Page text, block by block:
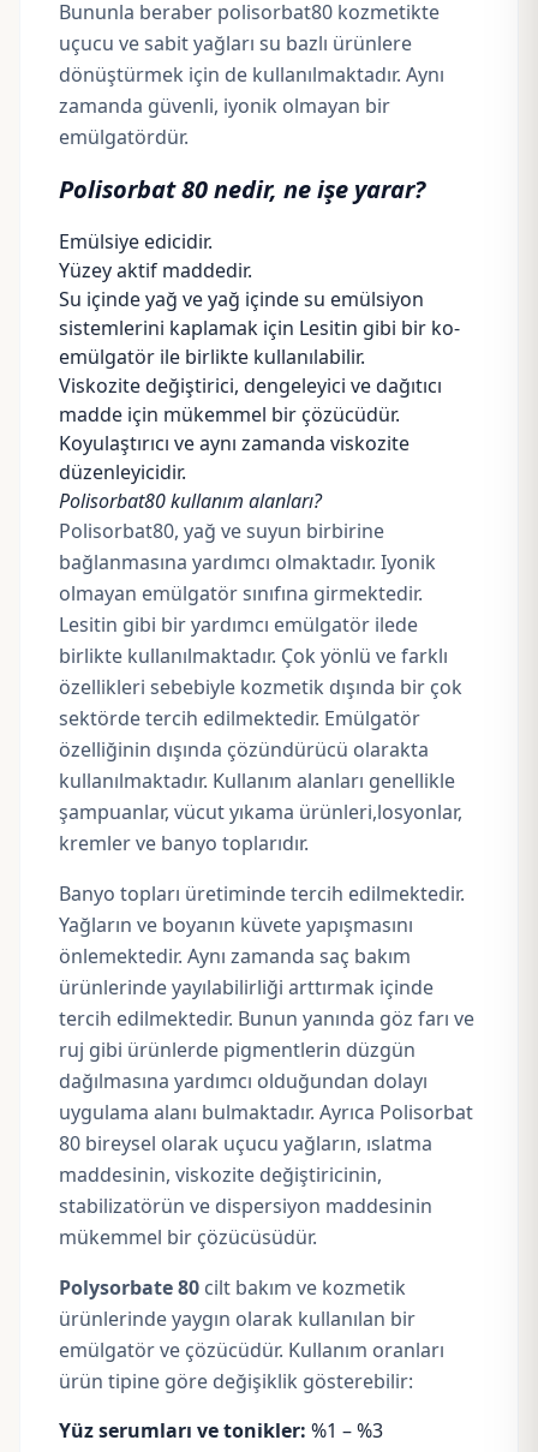
Bununla beraber polisorbat80 kozmetikte
uçucu ve sabit yağları su bazlı ürünlere
dönüştürmek için de kullanılmaktadır. Aynı
zamanda güvenli, iyonik olmayan bir
emülgatördür.
Polisorbat 80 nedir, ne işe yarar?
Emülsiye edicidir.
Yüzey aktif maddedir.
Su içinde yağ ve yağ içinde su emülsiyon
sistemlerini kaplamak için Lesitin gibi bir ko-
emülgatör ile birlikte kullanılabilir.
Viskozite değiştirici, dengeleyici ve dağıtıcı
madde için mükemmel bir çözücüdür.
Koyulaştırıcı ve aynı zamanda viskozite
düzenleyicidir.
Polisorbat80 kullanım alanları?
Polisorbat80, yağ ve suyun birbirine
bağlanmasına yardımcı olmaktadır. Iyonik
olmayan emülgatör sınıfına girmektedir.
Lesitin gibi bir yardımcı emülgatör ilede
birlikte kullanılmaktadır. Çok yönlü ve farklı
özellikleri sebebiyle kozmetik dışında bir çok
sektörde tercih edilmektedir. Emülgatör
özelliğinin dışında çözündürücü olarakta
kullanılmaktadır. Kullanım alanları genellikle
şampuanlar, vücut yıkama ürünleri,losyonlar,
kremler ve banyo toplarıdır.
Banyo topları üretiminde tercih edilmektedir.
Yağların ve boyanın küvete yapışmasını
önlemektedir. Aynı zamanda saç bakım
ürünlerinde yayılabilirliği arttırmak içinde
tercih edilmektedir. Bunun yanında göz farı ve
ruj gibi ürünlerde pigmentlerin düzgün
dağılmasına yardımcı olduğundan dolayı
uygulama alanı bulmaktadır. Ayrıca Polisorbat
80 bireysel olarak uçucu yağların, ıslatma
maddesinin, viskozite değiştiricinin,
stabilizatörün ve dispersiyon maddesinin
mükemmel bir çözücüsüdür.
Polysorbate 80 cilt bakım ve kozmetik
ürünlerinde yaygın olarak kullanılan bir
emülgatör ve çözücüdür. Kullanım oranları
ürün tipine göre değişiklik gösterebilir:
Yüz serumları ve tonikler: %1 – %3